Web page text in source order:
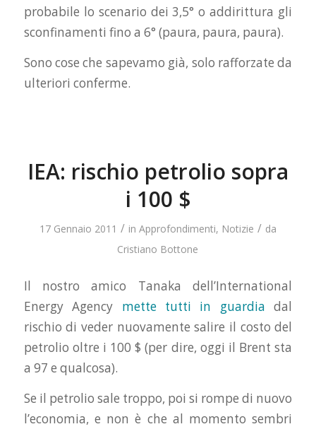
probabile lo scenario dei 3,5° o addirittura gli
sconfinamenti fino a 6° (paura, paura, paura).
Sono cose che sapevamo già, solo rafforzate da
ulteriori conferme.
IEA: rischio petrolio sopra
i 100 $
17 Gennaio 2011 / in Approfondimenti, Notizie / da
Cristiano Bottone
Il nostro amico Tanaka dell’International
Energy Agency mette tutti in guardia dal
rischio di veder nuovamente salire il costo del
petrolio oltre i 100 $ (per dire, oggi il Brent sta
a 97 e qualcosa).
Se il petrolio sale troppo, poi si rompe di nuovo
l’economia, e non è che al momento sembri